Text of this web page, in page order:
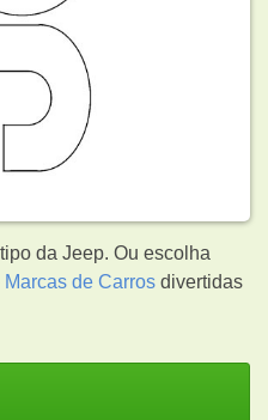
da Jeep. Ou escolha
Marcas de Carros divertidas